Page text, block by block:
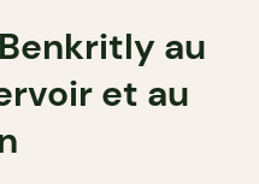
au
et au